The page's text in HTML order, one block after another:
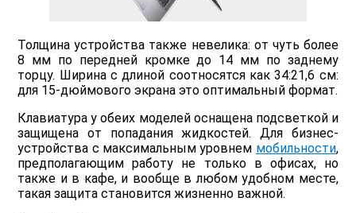
Толщина устройства также невелика: от чуть более
8 мм по передней кромке до 14 мм по заднему
торцу. Ширина с длиной соотносятся как 34:21,6 см:
для 15-дюймового экрана это оптимальный формат.
Клавиатура у обеих моделей оснащена подсветкой и
защищена от попадания жидкостей. Для бизнес-
устройства с максимальным уровнем мобильности,
предполагающим работу не только в офисах, но
также и в кафе, и вообще в любом удобном месте,
такая защита становится жизненно важной.